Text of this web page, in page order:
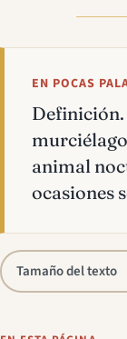
EN POCAS
animal
ocasiones
Tamaño del texto